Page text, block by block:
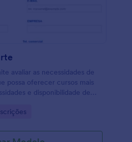
avaliar as necessidades de
possa oferecer cursos mais
e disponibilidade de